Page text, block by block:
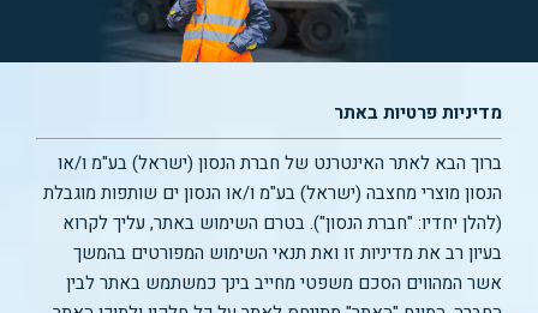
מדיניות פרטיות באתר
ברוך הבא לאתר האינטרנט של חברת הנסון (ישראל) בע"מ ו/או
הנסון מוצרי מחצבה (ישראל) בע"מ ו/או הנסון ים שותפות מוגבלת
(להלן יחדיו: "חברת הנסון"). בטרם השימוש באתר, עליך לקרוא
בעיון רב את מדיניות זו ואת תנאי השימוש המפורטים בהמשך
אשר המהווים הסכם משפטי מחייב בינך כמשתמש באתר לבין